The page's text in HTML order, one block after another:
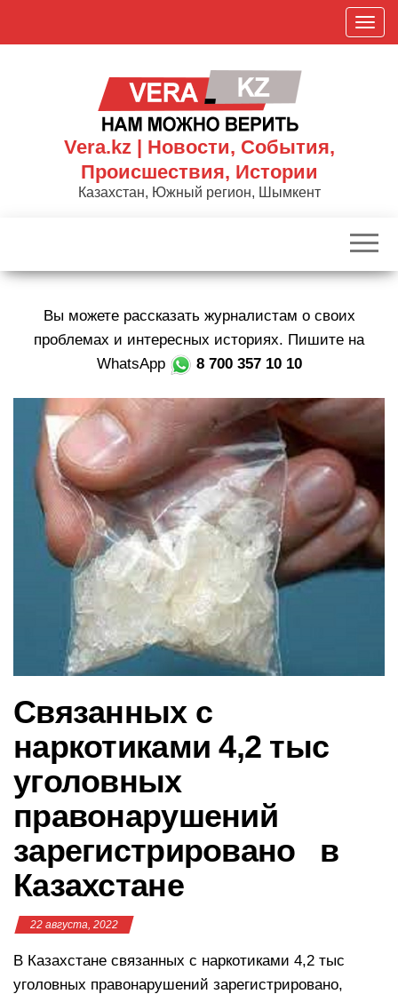
П
о
к
р
ц
и
ю
Vera.kz | Новости, События,
Происшествия, Истории
Казахстан, Южный регион, Шымкент
Вы можете рассказать журналистам о своих
проблемах и интересных историях. Пишите на
WhatsApp
8 700 357 10 10
Связанных с
наркотиками 4,2 тыс
уголовных
правонарушений
зарегистрировано в
Казахстане
22 августа, 2022
В Казахстане связанных с наркотиками 4,2 тыс
уголовных правонарушений зарегистрировано,